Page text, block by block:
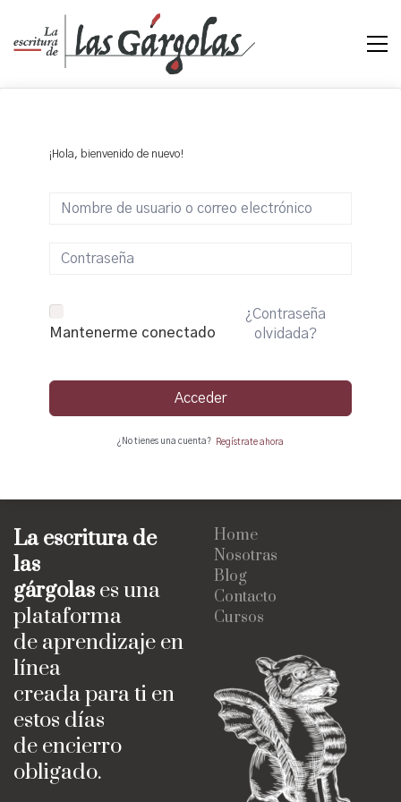
¡Hola, bienvenido de nuevo!
Mantenerme conectado
¿Contraseña
olvidada?
Acceder
¿No tienes una cuenta? Regístrate ahora
La escritura de
las
gárgolas es una
plataforma
de aprendizaje en
línea
creada para ti en
estos días
de encierro
obligado.
Home
Nosotras
Blog
Contacto
Cursos